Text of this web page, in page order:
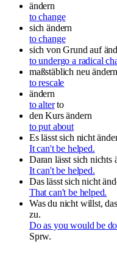
ändern
to change
sich ändern
to change
sich von Grund auf
to undergo a radical
maßstäblich neu ändern
to rescale
ändern
to alter to
den Kurs ändern
to put about
Es lässt sich nicht
It can't be helped.
Daran lässt sich nichts
It can't be helped.
Das lässt sich nicht
That can't be helped.
Was du nicht willst,
zu.
Do as you would be
Sprw.